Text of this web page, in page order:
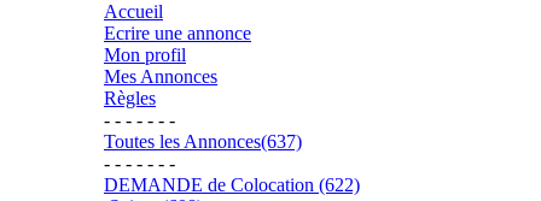
Accueil
Ecrire une annonce
Mon profil
Mes Annonces
Règles
- - - - - - -
Toutes les Annonces(637)
- - - - - - -
DEMANDE de Colocation (622)